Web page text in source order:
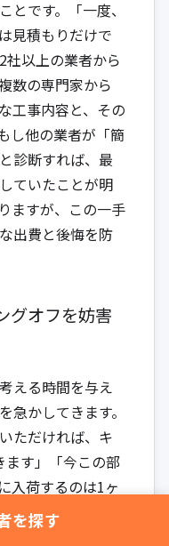
とです。「一度、
見積もりだけで
社以上の業者から
数の専門家から
工事内容と、その
し他の業者が「簡
診断すれば、最
ていたことが明
ますが、この一手
出費と後悔を防
グオフを妨害
える時間を与え
急かしてきます。
ただければ、キ
ます」「今この部
入荷するのは1ヶ
定的な条件を提
を探す